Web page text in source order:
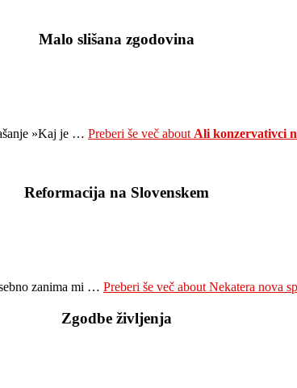
Malo slišana zgodovina
»Kaj je … Preberi še več about Ali konzervativci
Reformacija na Slovenskem
zanima mi … Preberi še več about Nekatera nova
Zgodbe življenja